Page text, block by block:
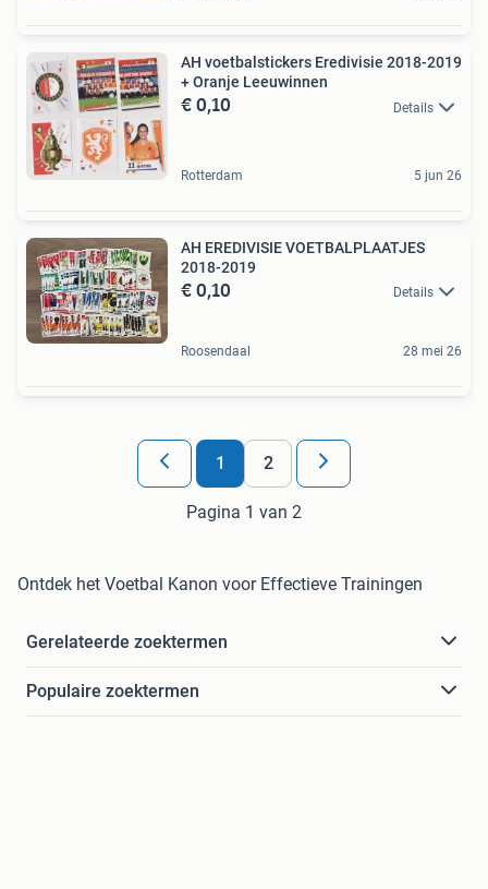
AH voetbalstickers Eredivisie 2018-2019
+ Oranje Leeuwinnen
€ 0,10 Details
Rotterdam 5 jun 26
AH EREDIVISIE VOETBALPLAATJES
2018-2019
€ 0,10 Details
Roosendaal 28 mei 26
1 2
Pagina 1 van 2
Ontdek het Voetbal Kanon voor Effectieve Trainingen
Gerelateerde zoektermen
Populaire zoektermen